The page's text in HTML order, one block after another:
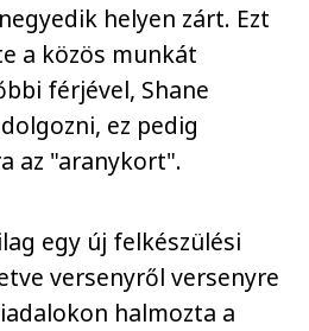
helyen zárt. Ezt
a közös munkát
férjével, Shane
ez pedig
az "aranykort".
egy új felkészülési
versenyről versenyre
halmozta a